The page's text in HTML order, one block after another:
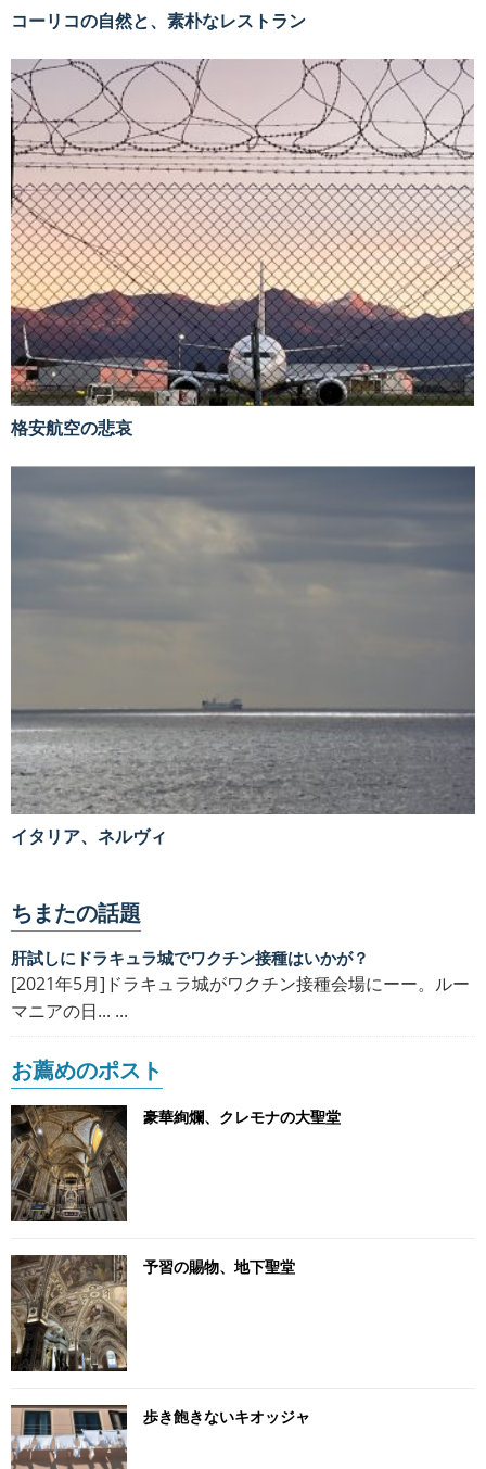
コーリコの自然と、素朴なレストラン
格安航空の悲哀
イタリア、ネルヴィ
ちまたの話題
肝試しにドラキュラ城でワクチン接種はいかが？
[2021年5月]ドラキュラ城がワクチン接種会場にーー。ルー
マニアの日... ...
お薦めのポスト
豪華絢爛、クレモナの大聖堂
予習の賜物、地下聖堂
歩き飽きないキオッジャ